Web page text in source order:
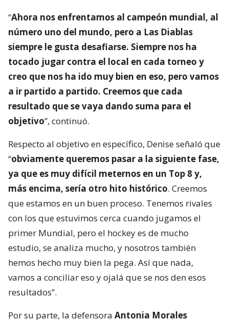
“Ahora nos enfrentamos al campeón mundial, al
número uno del mundo, pero a Las Diablas
siempre le gusta desafiarse. Siempre nos ha
tocado jugar contra el local en cada torneo y
creo que nos ha ido muy bien en eso, pero vamos
a ir partido a partido. Creemos que cada
resultado que se vaya dando suma para el
objetivo”, continuó.
Respecto al objetivo en específico, Denise señaló que
“obviamente queremos pasar a la siguiente fase,
ya que es muy difícil meternos en un Top 8 y,
más encima, sería otro hito histórico. Creemos
que estamos en un buen proceso. Tenemos rivales
con los que estuvimos cerca cuando jugamos el
primer Mundial, pero el hockey es de mucho
estudio, se analiza mucho, y nosotros también
hemos hecho muy bien la pega. Así que nada,
vamos a conciliar eso y ojalá que se nos den esos
resultados”.
Por su parte, la defensora Antonia Morales